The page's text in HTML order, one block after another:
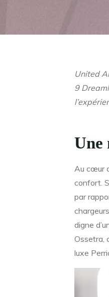
United
9
Une
Au cœur
confort.
par
digne
Ossetra,
luxe